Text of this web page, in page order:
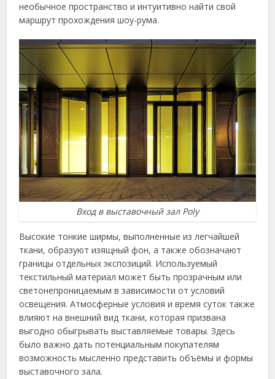
необычное пространство и интуитивно найти свой
маршрут прохождения шоу-рума.
Вход в выставочный зал Poly
Высокие тонкие ширмы, выполненные из легчайшей
ткани, образуют изящный фон, а также обозначают
границы отдельных экспозиций. Используемый
текстильный материал может быть прозрачным или
светонепроницаемым в зависимости от условий
освещения. Атмосферные условия и время суток также
влияют на внешний вид ткани, которая призвана
выгодно обыгрывать выставляемые товары. Здесь
было важно дать потенциальным покупателям
возможность мысленно представить объёмы и формы
выставочного зала.